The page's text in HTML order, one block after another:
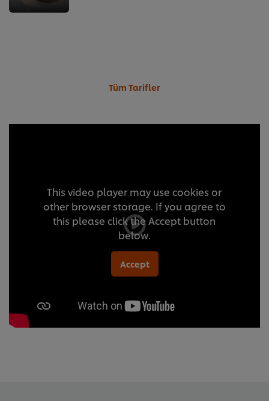
Tüm Tarifler
This video player may use cookies or
other browser storage. If you agree to
this please click the Accept button
below.
Accept